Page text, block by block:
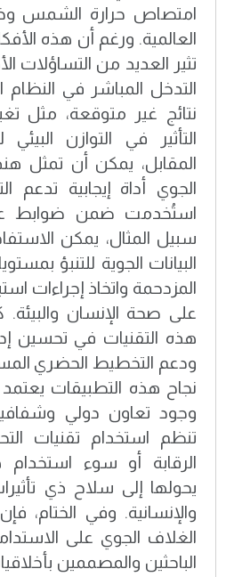
امتصاص حرارة الشمس
العالمية. ورغم أن هذه
تثير العديد من التساؤلات
التدخل المباشر في النظام
نتائج غير متوقعة، مثل
التأثير في التوازن
المقابل، يمكن أن تمثل
الجوي أداة إيجابية تدعم
استُخدمت ضمن ضوابط
سبيل المثال، يمكن
البيانات الجوية للتنبؤ
المزدحمة واتخاذ إجراءات
على صحة الإنسان
هذه التقنيات في تحسين
ودعم التخطيط الحضري
نجاح هذه التطبيقات
وجود تعاون دولي
تنظم استخدام تقنيات
الرقابة أو سوء استخدام
يحولها إلى سلاح ذي
والإنسانية. وفي الختام،
الغلاف الجوي على
الباحثين والمصممين